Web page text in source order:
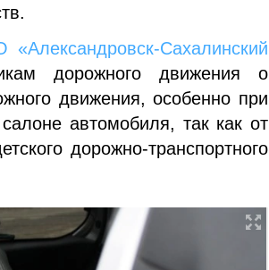
Сахалинский
дорожного движения о
движения, особенно при
автомобиля, так как от
дорожно-транспортного